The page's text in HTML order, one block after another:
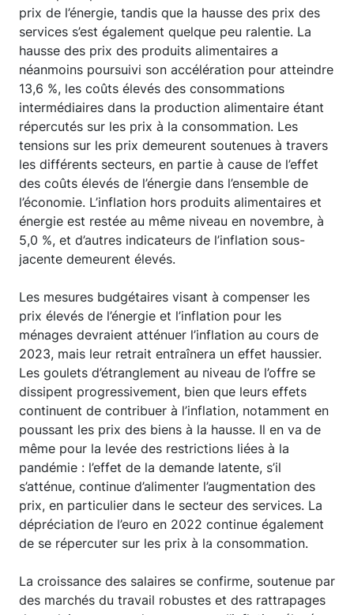
prix de l’énergie, tandis que la hausse des prix des
services s’est également quelque peu ralentie. La
hausse des prix des produits alimentaires a
néanmoins poursuivi son accélération pour atteindre
13,6 %, les coûts élevés des consommations
intermédiaires dans la production alimentaire étant
répercutés sur les prix à la consommation. Les
tensions sur les prix demeurent soutenues à travers
les différents secteurs, en partie à cause de l’effet
des coûts élevés de l’énergie dans l’ensemble de
l’économie. L’inflation hors produits alimentaires et
énergie est restée au même niveau en novembre, à
5,0 %, et d’autres indicateurs de l’inflation sous-
jacente demeurent élevés.
Les mesures budgétaires visant à compenser les
prix élevés de l’énergie et l’inflation pour les
ménages devraient atténuer l’inflation au cours de
2023, mais leur retrait entraînera un effet haussier.
Les goulets d’étranglement au niveau de l’offre se
dissipent progressivement, bien que leurs effets
continuent de contribuer à l’inflation, notamment en
poussant les prix des biens à la hausse. Il en va de
même pour la levée des restrictions liées à la
pandémie : l’effet de la demande latente, s’il
s’atténue, continue d’alimenter l’augmentation des
prix, en particulier dans le secteur des services. La
dépréciation de l’euro en 2022 continue également
de se répercuter sur les prix à la consommation.
La croissance des salaires se confirme, soutenue par
des marchés du travail robustes et des rattrapages